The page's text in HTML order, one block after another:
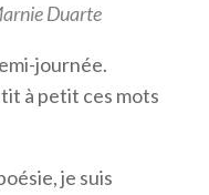
Duarte
journée.
à petit ces mots
je suis